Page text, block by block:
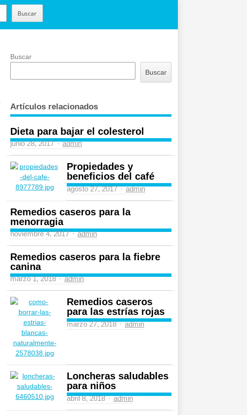
Buscar
Buscar
Buscar
Artículos relacionados
Dieta para bajar el colesterol
junio 28, 2017 Author
admin
Propiedades y
beneficios del café
agosto 27, 2017 Author
admin
Remedios caseros para la
menorragia
noviembre 4, 2017 Author
admin
Remedios caseros para la fiebre
canina
marzo 1, 2018 Author
admin
Remedios caseros
para las estrías rojas
marzo 27, 2018 Author
admin
Loncheras saludables
para niños
abril 8, 2018 Author
admin